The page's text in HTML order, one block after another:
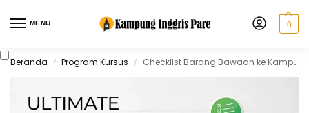
MENU 0
Beranda / Program Kursus / Checklist Barang Bawaan ke Kampung Inggris 2026